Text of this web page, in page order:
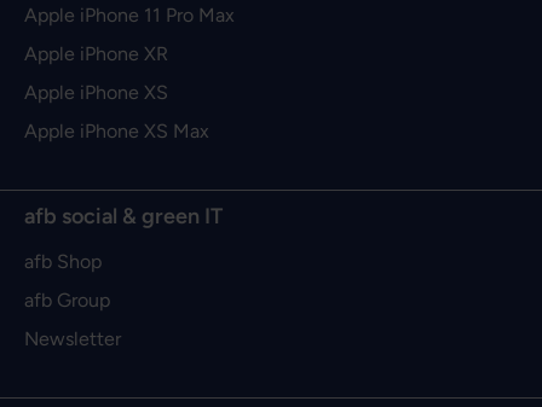
Apple iPhone 11 Pro Max
Apple iPhone XR
Apple iPhone XS
Apple iPhone XS Max
afb social & green IT
afb Shop
afb Group
Newsletter